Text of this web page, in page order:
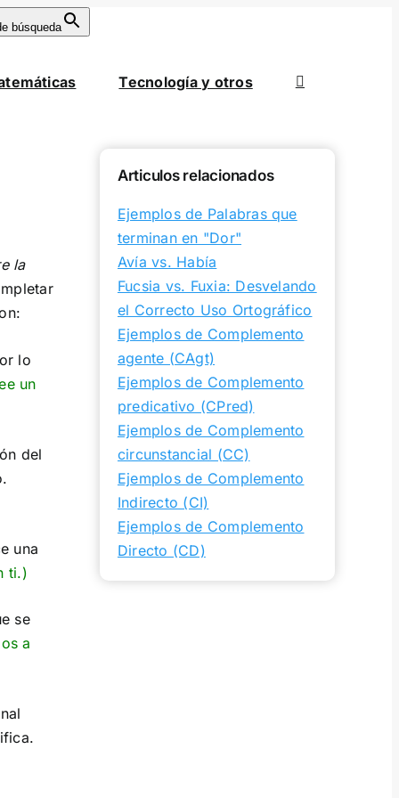
búsqueda
Tecnología y otros
la
lo
un
del
una
ti.)
se
a
Articulos relacionados
Ejemplos de Palabras que
terminan en "Dor"
Avía vs. Había
Fucsia vs. Fuxia: Desvelando
el Correcto Uso Ortográfico
Ejemplos de Complemento
agente (CAgt)
Ejemplos de Complemento
predicativo (CPred)
Ejemplos de Complemento
circunstancial (CC)
Ejemplos de Complemento
Indirecto (CI)
Ejemplos de Complemento
Directo (CD)